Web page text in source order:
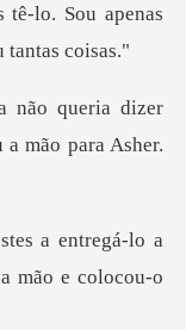
tê-lo. Sou apena
ria dizer
egá-lo a